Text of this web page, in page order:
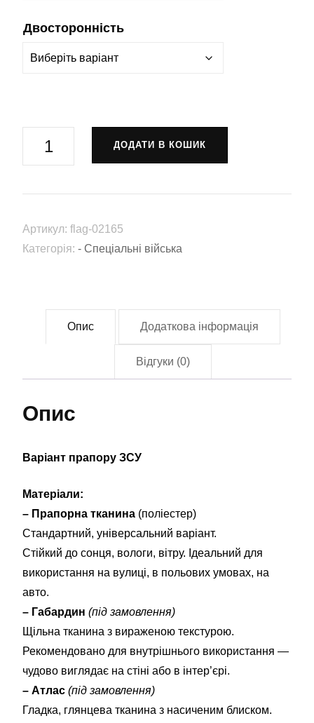
Двосторонність
тактичної
ЗСУ
ВАРТІ
ЖИТТЯ"
кількість
ДОДАТИ В КОШИК
Артикул: flag-02165
Категорія: - Спеціальні війська
Опис Додаткова інформація
Відгуки (0)
Опис
Варіант прапору ЗСУ
Матеріали:
– Прапорна тканина (поліестер)
Стандартний, універсальний варіант.
Стійкий до сонця, вологи, вітру. Ідеальний для
використання на вулиці, в польових умовах, на
авто.
– Габардин (під замовлення)
Щільна тканина з вираженою текстурою.
Рекомендовано для внутрішнього використання —
чудово виглядає на стіні або в інтер’єрі.
– Атлас (під замовлення)
Гладка, глянцева тканина з насиченим блиском.